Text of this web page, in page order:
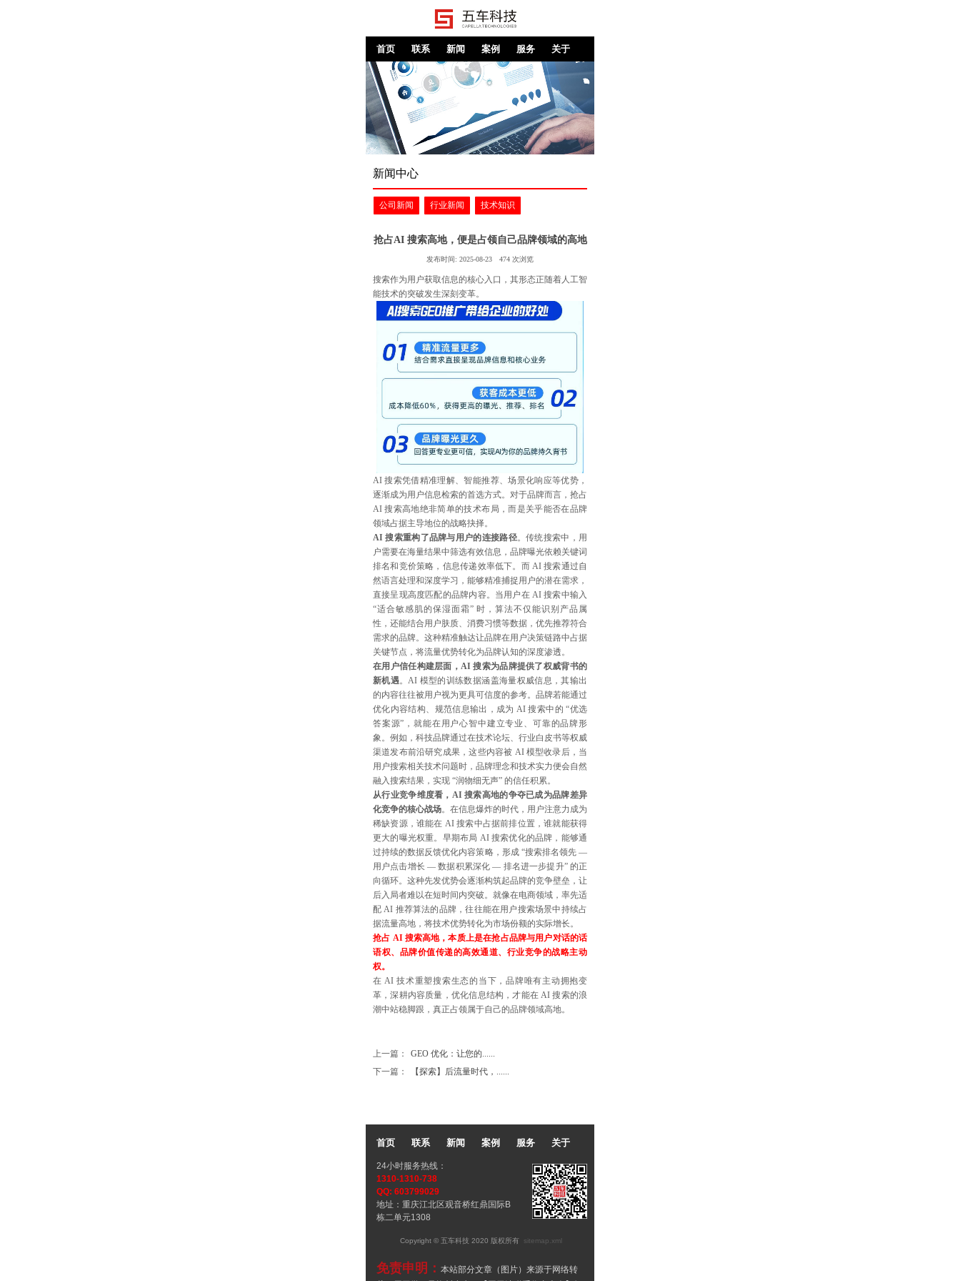
首页 联系 新闻 案例 服务 关于
新闻中心
公司新闻 行业新闻 技术知识
抢占AI 搜索高地，便是占领自己品牌领域的高地
发布时间: 2025-08-23 474 次浏览
搜索作为用户获取信息的核心入口，其形态正随着人工智
能技术的突破发生深刻变革。
AI 搜索凭借精准理解、智能推荐、场景化响应等优势，
逐渐成为用户信息检索的首选方式。对于品牌而言，抢占
AI 搜索高地绝非简单的技术布局，而是关乎能否在品牌
领域占据主导地位的战略抉择。
AI 搜索重构了品牌与用户的连接路径。传统搜索中，用
户需要在海量结果中筛选有效信息，品牌曝光依赖关键词
排名和竞价策略，信息传递效率低下。而 AI 搜索通过自
然语言处理和深度学习，能够精准捕捉用户的潜在需求，
直接呈现高度匹配的品牌内容。当用户在 AI 搜索中输入
“适合敏感肌的保湿面霜” 时，算法不仅能识别产品属
性，还能结合用户肤质、消费习惯等数据，优先推荐符合
需求的品牌。这种精准触达让品牌在用户决策链路中占据
关键节点，将流量优势转化为品牌认知的深度渗透。
在用户信任构建层面，AI 搜索为品牌提供了权威背书的
新机遇。AI 模型的训练数据涵盖海量权威信息，其输出
的内容往往被用户视为更具可信度的参考。品牌若能通过
优化内容结构、规范信息输出，成为 AI 搜索中的 “优选
答案源”，就能在用户心智中建立专业、可靠的品牌形
象。例如，科技品牌通过在技术论坛、行业白皮书等权威
渠道发布前沿研究成果，这些内容被 AI 模型收录后，当
用户搜索相关技术问题时，品牌理念和技术实力便会自然
融入搜索结果，实现 “润物细无声” 的信任积累。
从行业竞争维度看，AI 搜索高地的争夺已成为品牌差异
化竞争的核心战场。在信息爆炸的时代，用户注意力成为
稀缺资源，谁能在 AI 搜索中占据前排位置，谁就能获得
更大的曝光权重。早期布局 AI 搜索优化的品牌，能够通
过持续的数据反馈优化内容策略，形成 “搜索排名领先 —
用户点击增长 — 数据积累深化 — 排名进一步提升” 的正
向循环。这种先发优势会逐渐构筑起品牌的竞争壁垒，让
后入局者难以在短时间内突破。就像在电商领域，率先适
配 AI 推荐算法的品牌，往往能在用户搜索场景中持续占
据流量高地，将技术优势转化为市场份额的实际增长。
抢占 AI 搜索高地，本质上是在抢占品牌与用户对话的话
语权、品牌价值传递的高效通道、行业竞争的战略主动
权。
在 AI 技术重塑搜索生态的当下，品牌唯有主动拥抱变
革，深耕内容质量，优化信息结构，才能在 AI 搜索的浪
潮中站稳脚跟，真正占领属于自己的品牌领域高地。
上一篇：
GEO 优化：让您的......
下一篇：
【探索】后流量时代，......
Copyright © 五车科技 2020 版权所有 sitemap.xml
24小时服务热线：
1310-1310-738
QQ: 603799029
地址：重庆江北区观音桥红鼎国际B
栋二单元1308
首页 联系 新闻 案例 服务 关于
免责申明： 本站部分文章（图片）来源于网络转